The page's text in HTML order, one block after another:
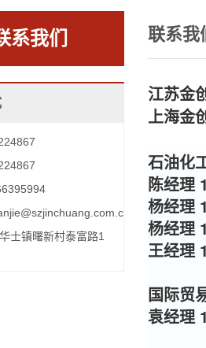
系我们
士镇曙新村泰富路1
联系我
江苏金
上海金
石油化
陈经理
杨经理
杨经理
王经理
国际贸
袁经理